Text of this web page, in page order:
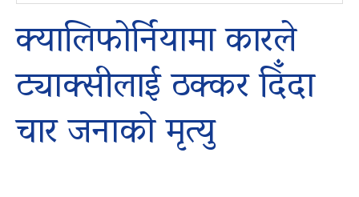
क्यालिफोर्नियामा कारले
ट्याक्सीलाई ठक्कर दिँदा
चार जनाको मृत्यु